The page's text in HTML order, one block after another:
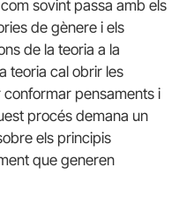
sovint passa amb els
de gènere i els
de la teoria a la
teoria cal obrir les
pensaments i
procés demana un
els principis
que generen